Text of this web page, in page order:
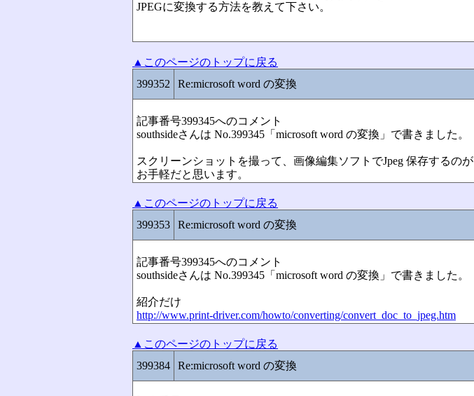
JPEGに変換する方法を教えて下さい。
▲このページのトップに戻る
399352
Re:microsoft word の変換
記事番号399345へのコメント
southsideさんは No.399345「microsoft word の変換」で書きました。
スクリーンショットを撮って、画像編集ソフトでJpeg 保存するのが
お手軽だと思います。
▲このページのトップに戻る
399353
Re:microsoft word の変換
記事番号399345へのコメント
southsideさんは No.399345「microsoft word の変換」で書きました。
紹介だけ
http://www.print-driver.com/howto/converting/convert_doc_to_jpeg.htm
▲このページのトップに戻る
399384
Re:microsoft word の変換